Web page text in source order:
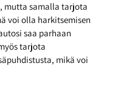
mutta samalla tarjota
voi olla harkitsemisen
saa parhaan
tarjota
mikä voi